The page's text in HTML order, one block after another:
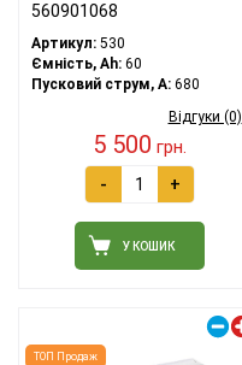
560901068
Артикул: 530
Ємність, Ah: 60
Пусковий струм, A: 680
Відгуки (0)
5 500 грн.
- +
У КОШИК
ТОП Продаж